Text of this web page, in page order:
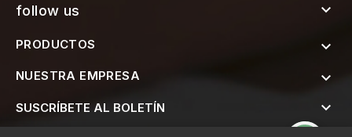
follow us 
PRODUCTOS 
NUESTRA EMPRESA 
SUSCRÍBETE AL BOLETÍN 